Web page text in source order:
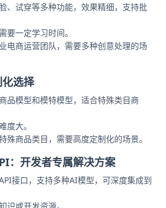
、试穿等多种功能，效果精细，支持批
要一定学习时间。
电商运营团队，需要多种创意处理的场
选择
品模型和模特模型，适合特殊类目商
度大。
殊商品类目，需要高度定制化的场景。
：开发者专属解决方案
接口，支持多种AI模型，可深度集成到
识或开发资源。